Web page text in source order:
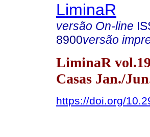
LiminaR
versão On-line
8900versão
LiminaR
Casas Jan./
https://doi.org/